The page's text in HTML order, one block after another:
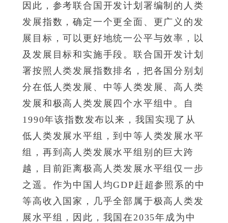
因此，参考联合国开发计划署编制的人类
发展指数，确定一个更全面、更广义的发
展目标，可以更好地统一公平与效率，以
及发展目标和实施手段。联合国开发计划
署按照人类发展指数排名，把各国分别划
分在低人类发展、中等人类发展、高人类
发展和极高人类发展四个水平组中。自
1990年该指数发布以来，我国实现了从
低人类发展水平组，到中等人类发展水平
组，再到高人类发展水平组别的巨大跨
越，目前距离极高人类发展水平组仅一步
之遥。作为中国人均GDP赶超参照系的中
等高收入国家，几乎全部属于极高人类发
展水平组，因此，我国在2035年成为中